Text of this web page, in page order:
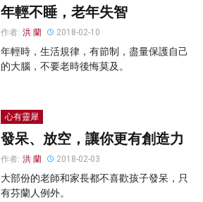
年輕不睡，老年失智
作者: 洪 蘭 2018-02-10
年輕時，生活規律，有節制，盡量保護自己
的大腦，不要老時後悔莫及。
心有靈犀
發呆、放空，讓你更有創造力
作者: 洪 蘭 2018-02-03
大部份的老師和家長都不喜歡孩子發呆，只
有芬蘭人例外。